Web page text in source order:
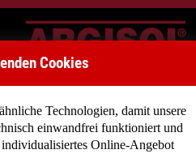
Cookies
Technologien, damit unsere
einwandfrei funktioniert und
Online-Angebot